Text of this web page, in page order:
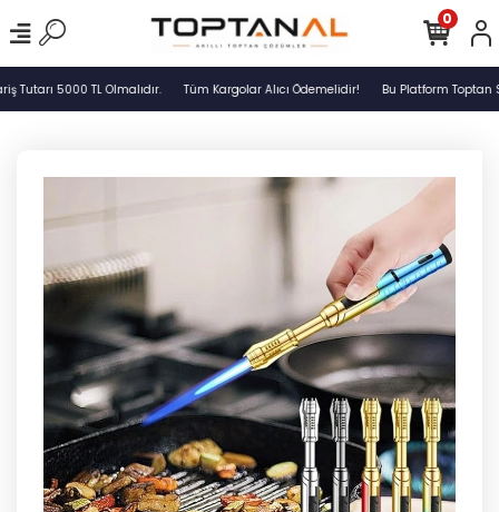
Tutarı 5000 TL Olmalıdır. Tüm Kargolar Alıcı Ödemelidir! Bu Platform Toptan
0